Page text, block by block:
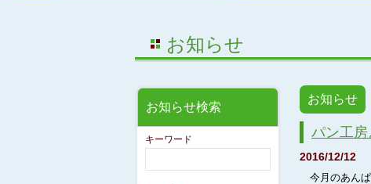
お知らせ
お知らせ検索
キーワード
お知らせ
パン工房
2016/12/12
今月のあんぱ